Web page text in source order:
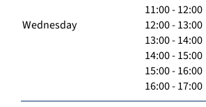
Wednesday
11:00 - 12:00
12:00 - 13:00
13:00 - 14:00
14:00 - 15:00
15:00 - 16:00
16:00 - 17:00